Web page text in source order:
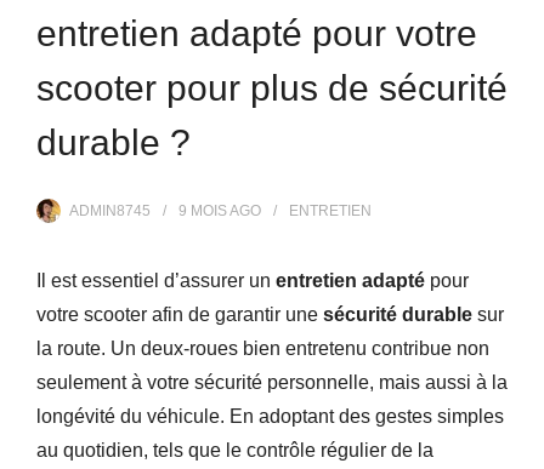
entretien adapté pour votre
scooter pour plus de sécurité
durable ?
ADMIN8745 9 MOISAGO ENTRETIEN
Il est essentiel d’assurer un entretien adapté pour
votre scooter afin de garantir une sécurité durable sur
la route. Un deux-roues bien entretenu contribue non
seulement à votre sécurité personnelle, mais aussi à la
longévité du véhicule. En adoptant des gestes simples
au quotidien, tels que le contrôle régulier de la